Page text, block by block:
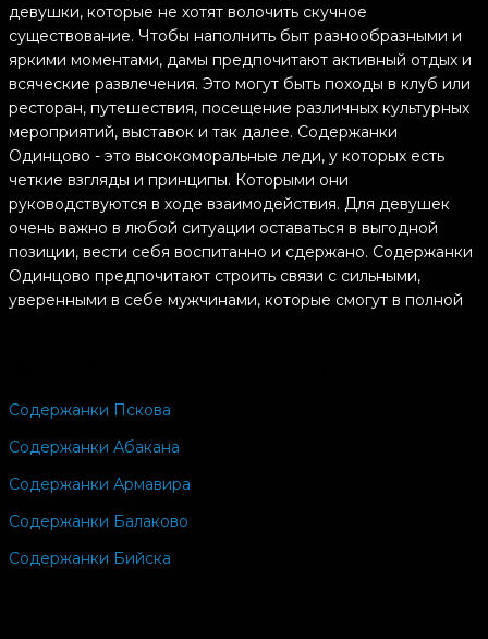
девушки, которые не хотят волочить скучное
существование. Чтобы наполнить быт разнообразными и
яркими моментами, дамы предпочитают активный отдых и
всяческие развлечения. Это могут быть походы в клуб или
ресторан, путешествия, посещение различных культурных
мероприятий, выставок и так далее. Содержанки
Одинцово - это высокоморальные леди, у которых есть
четкие взгляды и принципы. Которыми они
руководствуются в ходе взаимодействия. Для девушек
очень важно в любой ситуации оставаться в выгодной
позиции, вести себя воспитанно и сдержано. Содержанки
Одинцово предпочитают строить связи с сильными,
уверенными в себе мужчинами, которые смогут в полной
дорогой подарок своей возлюбленной.
Содержанки Одинцово готовые встретиться - это
максимально обходительные женщины, которые не хотят
конфликтов. Девушки могут пойти на уступку, потому что
прекрасно понимают, как важно для мужчин показывать
Содержанки Пскова
Содержанки Абакана
Содержанки Армавира
Содержанки Балаково
Содержанки Бийска